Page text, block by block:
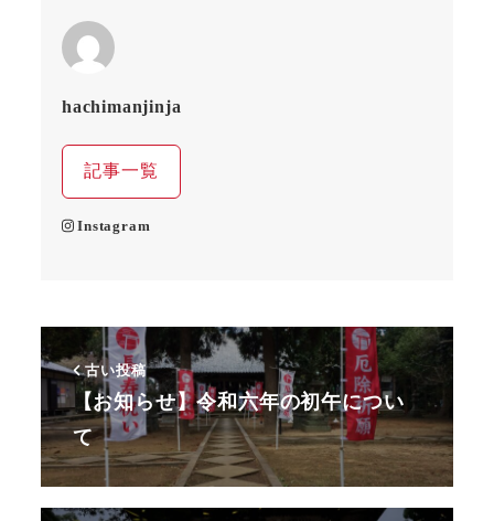
hachimanjinja
記事一覧
Instagram
古い投稿
【お知らせ】令和六年の初午につい
て